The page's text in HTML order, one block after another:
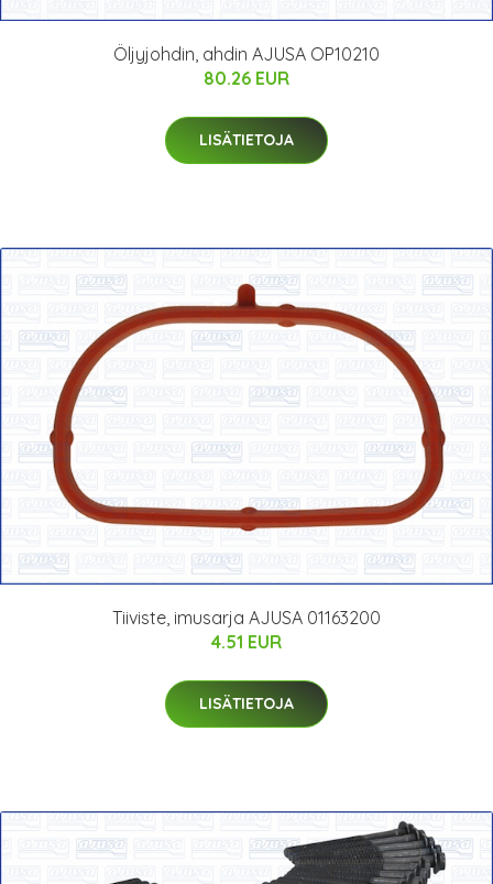
Öljyjohdin, ahdin AJUSA OP10210
80.26 EUR
LISÄTIETOJA
Tiiviste, imusarja AJUSA 01163200
4.51 EUR
LISÄTIETOJA